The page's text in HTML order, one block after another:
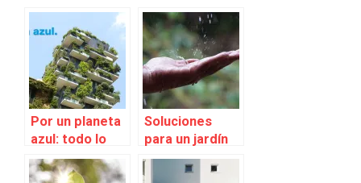
Por un planeta
azul: todo lo
que necesitas
para convertir
Soluciones
para un jardín
sostenible:
Recuperar